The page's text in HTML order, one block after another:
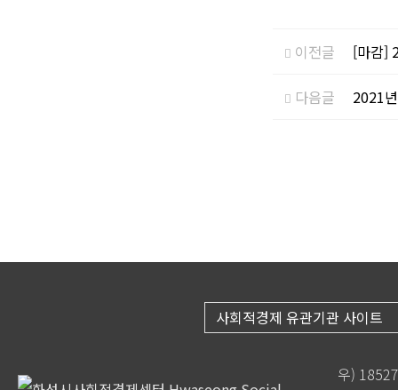
이전글 [마감]
다음글 2021
사회적경제 유관기관 사이트
우)